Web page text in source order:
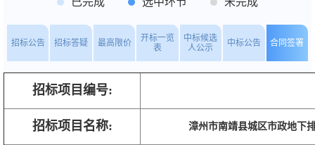
招标公告 招标答疑 最高限价
开标一览
表
中标候选
人公示
中标公告 合同签署
招标项目编号:
招标项目名称: 漳州市南靖县城区市政地下